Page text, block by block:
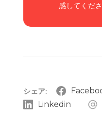
感してくださ
シェア:
Linkedin